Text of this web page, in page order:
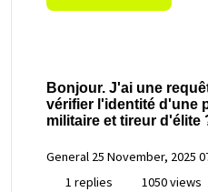
Bonjour. J'ai une
vérifier l'identité d'une
militaire et tireur d'élite
General 25 November, 2025
1 replies
1050 views